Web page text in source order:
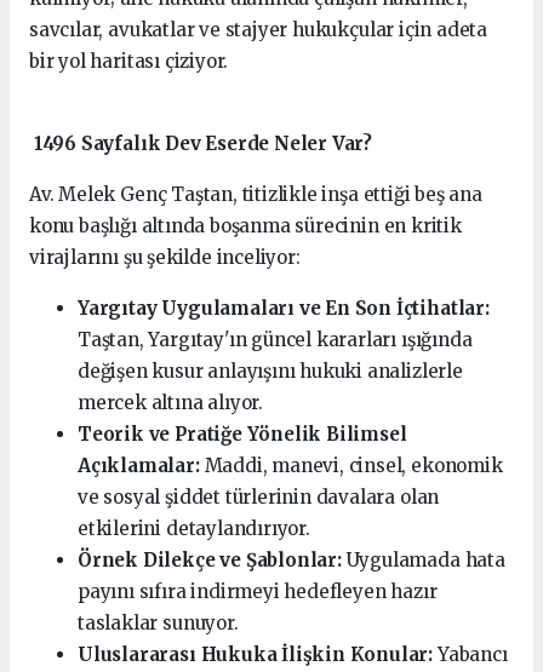
savcılar, avukatlar ve stajyer hukukçular için adeta
bir yol haritası çiziyor.
1496 Sayfalık Dev Eserde Neler Var?
Av. Melek Genç Taştan, titizlikle inşa ettiği beş ana
konu başlığı altında boşanma sürecinin en kritik
virajlarını şu şekilde inceliyor:
Yargıtay Uygulamaları ve En Son İçtihatlar:
Taştan, Yargıtay'ın güncel kararları ışığında
değişen kusur anlayışını hukuki analizlerle
mercek altına alıyor.
Teorik ve Pratiğe Yönelik Bilimsel
Açıklamalar:Maddi, manevi, cinsel, ekonomik
ve sosyal şiddet türlerinin davalara olan
etkilerini detaylandırıyor.
Örnek Dilekçe ve Şablonlar:Uygulamada hata
payını sıfıra indirmeyi hedefleyen hazır
taslaklar sunuyor.
Uluslararası Hukuka İlişkin Konular:Yabancı